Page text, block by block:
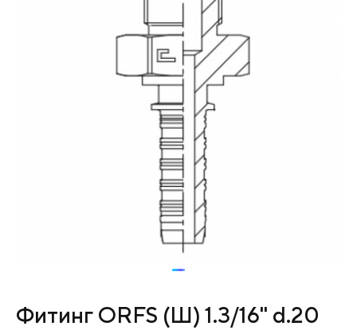
Фитинг ORFS (Ш) 1.3/16" d.20